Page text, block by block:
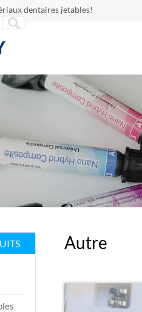
dentaires jetables!
Autre